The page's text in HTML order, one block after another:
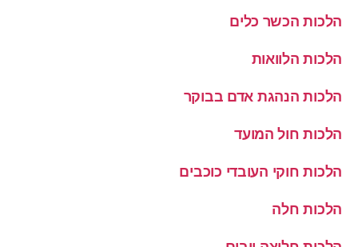
הלכות הכשר כלים
הלכות הלוואות
הלכות הנהגת אדם בבוקר
הלכות חול המועד
הלכות חוקי העובדי כוכבים
הלכות חלה